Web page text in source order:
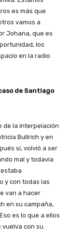
es más que
vamos a
Johana, que es
los
en la radio
de Santiago
de la interpelación
Bullrich y en
sí, volvió a ser
mal y todavía
y con todas las
van a hacer
en su campaña,
es lo que a ellos
vuelva con su